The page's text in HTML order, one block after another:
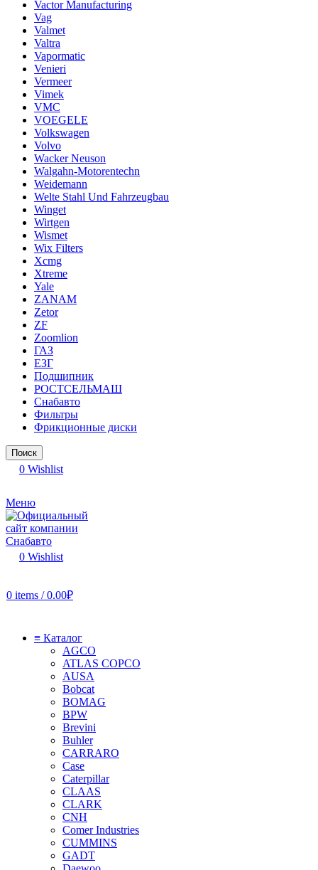
Vactor Manufacturing
Vag
Valmet
Valtra
Vapormatic
Venieri
Vermeer
Vimek
VMC
VOEGELE
Volkswagen
Volvo
Wacker Neuson
Walgahn-Motorentechn
Weidemann
Welte Stahl Und Fahrzeugbau
Winget
Wirtgen
Wismet
Wix Filters
Xcmg
Xtreme
Yale
ZANAM
Zetor
ZF
Zoomlion
ГАЗ
ЕЗГ
Подшипник
РОСТСЕЛЬМАШ
Снабавто
Фильтры
Фрикционные диски
Поиск
0 Wishlist
Меню
0 Wishlist
0 items / 0.00₽
≡ Каталог
AGCO
ATLAS COPCO
AUSA
Bobcat
BOMAG
BPW
Brevini
Buhler
CARRARO
Case
Caterpillar
CLAAS
CLARK
CNH
Comer Industries
CUMMINS
GADT